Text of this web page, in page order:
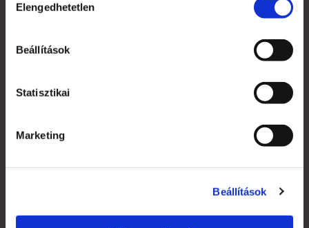
kiválasztása
Elengedhetetlen
Beállítások
Statisztikai
Marketing
Beállítások
119 100 Ft